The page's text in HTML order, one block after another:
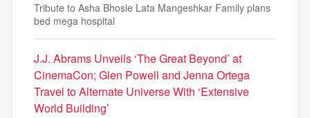
Tribute to Asha Bhosle Lata Mangeshkar Family plans
bed mega hospital
J.J. Abrams Unveils ‘The Great Beyond’ at
CinemaCon; Glen Powell and Jenna Ortega
Travel to Alternate Universe With ‘Extensive
World Building’